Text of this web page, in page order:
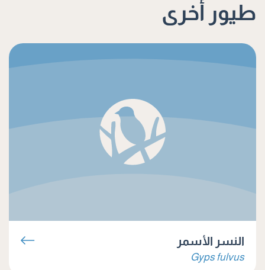
طيور أخرى
النسر الأسمر
Gyps fulvus